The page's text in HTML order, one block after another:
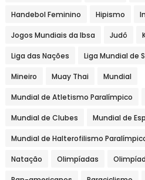
Handebol Feminino Hipismo
Jogos Mundiais da Ibsa Judô
Liga das Nações Liga Mundial de
Mineiro Muay Thai Mundial
Mundial de Atletismo Paralímpico
Mundial de Clubes Mundial de
Mundial de Halterofilismo
Natação Olimpíadas